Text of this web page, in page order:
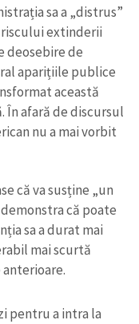
sa a „distrus”
riscului extinderii
deosebire de
aparițiile publice
această
afară de discursul
nu a mai vorbit
că va susține „un
că poate
sa a durat mai
mai scurtă
pentru a intra la